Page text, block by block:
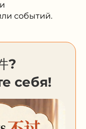
событий.
?
себя!